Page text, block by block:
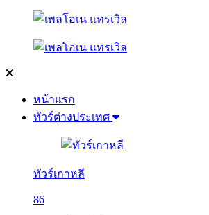
หน้าแรก
ทัวร์ต่างประเทศ
ทัวร์เกาหลี
86